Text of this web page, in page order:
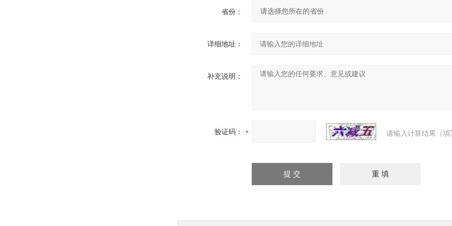
省份：
详细地址：
补充说明：
验证码： 请输入计算结果（